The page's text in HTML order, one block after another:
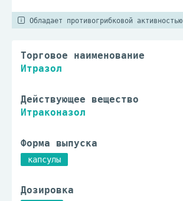
Обладает противогрибковой активностью
Торговое наименование
Итразол
Действующее вещество
Итраконазол
Форма выпуска
капсулы
Дозировка